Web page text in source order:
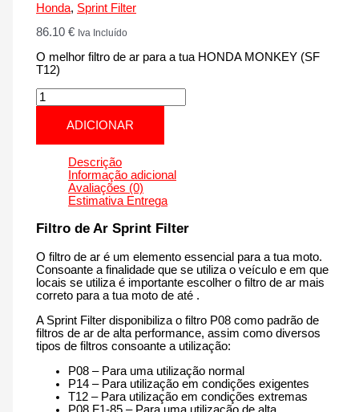
Honda, Sprint Filter
86.10€ Iva Incluído
O melhor filtro de ar para a tua HONDA MONKEY (SF
T12)
Quantidade
de
HONDA
MONKEY
(SF
PM179T12
de
até
agora
ADICIONAR
Descrição
Informação adicional
Avaliações (0)
Estimativa Entrega
Filtro de Ar Sprint Filter
O filtro de ar é um elemento essencial para a tua moto.
Consoante a finalidade que se utiliza o veículo e em que
locais se utiliza é importante escolher o filtro de ar mais
correto para a tua moto de até .
A Sprint Filter disponibiliza o filtro P08 como padrão de
filtros de ar de alta performance, assim como diversos
tipos de filtros consoante a utilização:
P08 – Para uma utilização normal
P14 – Para utilização em condições exigentes
T12 – Para utilização em condições extremas
P08 F1-85 – Para uma utilização de alta